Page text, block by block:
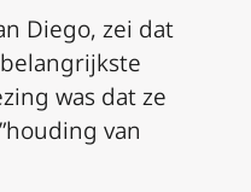
Diego, zei dat
was dat ze
van